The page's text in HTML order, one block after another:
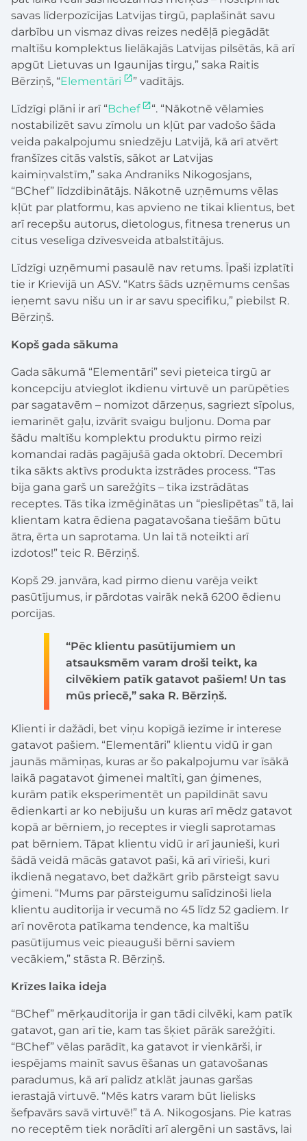
savas līderpozīcijas Latvijas tirgū, paplašināt savu
darbību un vismaz divas reizes nedēļā piegādāt
maltīšu komplektus lielākajās Latvijas pilsētās, kā arī
apgūt Lietuvas un Igaunijas tirgu,” saka Raitis
Bērziņš, “Elementāri ” vadītājs.
Līdzīgi plāni ir arī “Bchef
“. “Nākotnē vēlamies
nostabilizēt savu zīmolu un kļūt par vadošo šāda
veida pakalpojumu sniedzēju Latvijā, kā arī atvērt
franšīzes citās valstīs, sākot ar Latvijas
kaimiņvalstīm,” saka Andraniks Nikogosjans,
“BChef” līdzdibinātājs. Nākotnē uzņēmums vēlas
kļūt par platformu, kas apvieno ne tikai klientus, bet
arī recepšu autorus, dietologus, fitnesa trenerus un
citus veselīga dzīvesveida atbalstītājus.
Līdzīgi uzņēmumi pasaulē nav retums. Īpaši izplatīti
tie ir Krievijā un ASV. “Katrs šāds uzņēmums cenšas
ieņemt savu nišu un ir ar savu specifiku,” piebilst R.
Bērziņš.
Kopš gada sākuma
Gada sākumā “Elementāri” sevi pieteica tirgū ar
koncepciju atvieglot ikdienu virtuvē un parūpēties
par sagatavēm – nomizot dārzeņus, sagriezt sīpolus,
iemarinēt gaļu, izvārīt svaigu buljonu. Doma par
šādu maltīšu komplektu produktu pirmo reizi
komandai radās pagājušā gada oktobrī. Decembrī
tika sākts aktīvs produkta izstrādes process. “Tas
bija gana garš un sarežģīts – tika izstrādātas
receptes. Tās tika izmēģinātas un “pieslīpētas” tā, lai
klientam katra ēdiena pagatavošana tiešām būtu
ātra, ērta un saprotama. Un lai tā noteikti arī
izdotos!” teic R. Bērziņš.
Kopš 29. janvāra, kad pirmo dienu varēja veikt
pasūtījumus, ir pārdotas vairāk nekā 6200 ēdienu
porcijas.
“Pēc klientu pasūtījumiem un
atsauksmēm varam droši teikt, ka
cilvēkiem patīk gatavot pašiem! Un tas
mūs priecē,” saka R. Bērziņš.
Klienti ir dažādi, bet viņu kopīgā iezīme ir interese
gatavot pašiem. “Elementāri” klientu vidū ir gan
jaunās māmiņas, kuras ar šo pakalpojumu var īsākā
laikā pagatavot ģimenei maltīti, gan ģimenes,
kurām patīk eksperimentēt un papildināt savu
ēdienkarti ar ko nebijušu un kuras arī mēdz gatavot
kopā ar bērniem, jo receptes ir viegli saprotamas
pat bērniem. Tāpat klientu vidū ir arī jaunieši, kuri
šādā veidā mācās gatavot paši, kā arī vīrieši, kuri
ikdienā negatavo, bet dažkārt grib pārsteigt savu
ģimeni. “Mums par pārsteigumu salīdzinoši liela
klientu auditorija ir vecumā no 45 līdz 52 gadiem. Ir
arī novērota patīkama tendence, ka maltīšu
pasūtījumus veic pieauguši bērni saviem
vecākiem,” stāsta R. Bērziņš.
Krīzes laika ideja
“BChef” mērķauditorija ir gan tādi cilvēki, kam patīk
gatavot, gan arī tie, kam tas šķiet pārāk sarežģīti.
“BChef” vēlas parādīt, ka gatavot ir vienkārši, ir
iespējams mainīt savus ēšanas un gatavošanas
paradumus, kā arī palīdz atklāt jaunas garšas
ierastajā virtuvē. “Mēs katrs varam būt lielisks
šefpavārs savā virtuvē!” tā A. Nikogosjans. Pie katras
no receptēm tiek norādīti arī alergēni un sastāvs, lai